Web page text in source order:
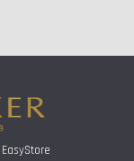
EasyStore